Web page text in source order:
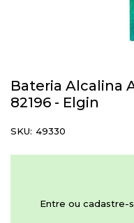
para
o
início
da
de
Bateria Alcalina
82196 - Elgin
SKU 49330
Entre ou cadastre-